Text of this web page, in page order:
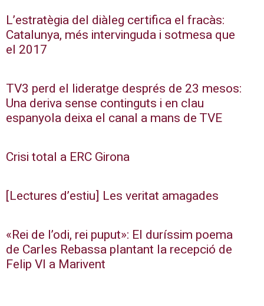
L’estratègia del diàleg certifica el fracàs:
Catalunya, més intervinguda i sotmesa que
el 2017
TV3 perd el lideratge després de 23 mesos:
Una deriva sense continguts i en clau
espanyola deixa el canal a mans de TVE
Crisi total a ERC Girona
[Lectures d’estiu] Les veritat amagades
«Rei de l’odi, rei puput»: El duríssim poema
de Carles Rebassa plantant la recepció de
Felip VI a Marivent